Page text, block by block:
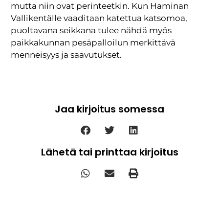
mutta niin ovat perinteetkin. Kun Haminan
Vallikentälle vaaditaan katettua katsomoa,
puoltavana seikkana tulee nähdä myös
paikkakunnan pesäpalloilun merkittävä
menneisyys ja saavutukset.
Jaa kirjoitus somessa
Lähetä tai printtaa kirjoitus